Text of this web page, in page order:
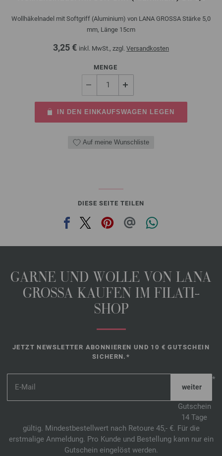
Wollhäkelnadel mit Softgriff (Aluminium) von LANA GROSSA Stärke 5,0
mm, Länge 15cm
3,25 € inkl. MwSt., zzgl. Versandkosten
MENGE
IN DEN EINKAUFSWAGEN LEGEN
Auf meine Wunschliste
DIESE SEITE TEILEN
GARNE UND WOLLE VON LANA
GROSSA KAUFEN IM FILATI-
SHOP
JETZT NEWSLETTER ABONNIEREN UND 10 € GUTSCHEIN
SICHERN.*
*
Gutschein
14 Tage
gültig. Mindestbestellwert nach Retoure 45,- €. Für die
erstmalige Anmeldung. Pro Kunde und Bestellung kann nur ein
Gutschein eingelöst werden.